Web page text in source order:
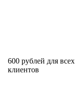
600 рублей для всех
клиентов